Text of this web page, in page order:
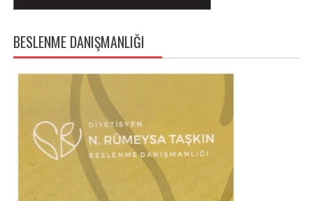
BESLENME DANIŞMANLIĞI